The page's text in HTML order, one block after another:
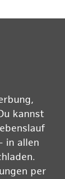
kannst
in allen
per